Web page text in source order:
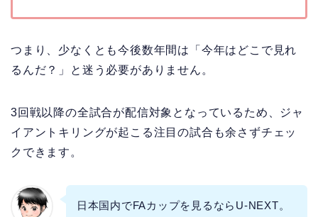
つまり、少なくとも今後数年間は「今年はどこで見れ
るんだ？」と迷う必要がありません。
3回戦以降の全試合が配信対象となっているため、ジャ
イアントキリングが起こる注目の試合も余さずチェッ
クできます。
日本国内でFAカップを見るならU-NEXT。